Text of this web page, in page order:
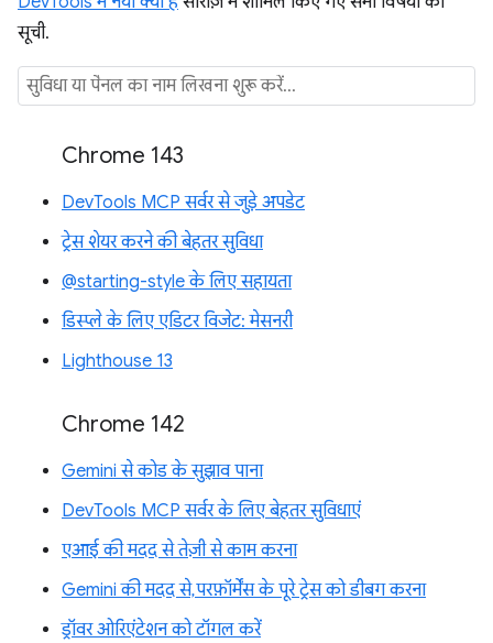
सूची.
Chrome 143
DevTools MCP सर्वर से जुड़े अपडेट
ट्रेस शेयर करने की बेहतर सुविधा
@starting-style के लिए सहायता
डिस्प्ले के लिए एडिटर विजेट: मेसनरी
Lighthouse 13
Chrome 142
Gemini से कोड के सुझाव पाना
DevTools MCP सर्वर के लिए बेहतर सुविधाएं
एआई की मदद से तेज़ी से काम करना
Gemini की मदद से, परफ़ॉर्मेंस के पूरे ट्रेस को डीबग करना
ड्रॉवर ओरिएंटेशन को टॉगल करें